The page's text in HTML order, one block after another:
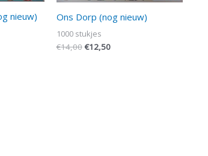
nieuw) Ons Dorp (nog nieuw)
1000 stukjes
€14,00 €12,50